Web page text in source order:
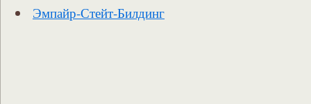
Эмпайр-Стейт-Билдинг